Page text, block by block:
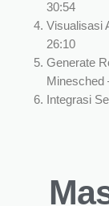
30:54
Visualisasi
26:10
Generate
Minesched
Integrasi